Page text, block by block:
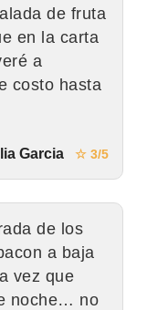
de fruta
en la carta
a
costo hasta
Garcia ☆ 3/5
de los
a baja
vez que
noche… no